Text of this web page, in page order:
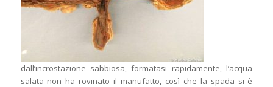
dall’incrostazione sabbiosa, formatasi rapidamente, l’acqua
salata non ha rovinato il manufatto, così che la spada si è